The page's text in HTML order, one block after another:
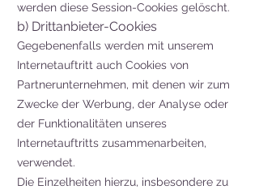
werden diese Session-Cookies gelöscht.
b) Drittanbieter-Cookies
Gegebenenfalls werden mit unserem
Internetauftritt auch Cookies von
Partnerunternehmen, mit denen wir zum
Zwecke der Werbung, der Analyse oder
der Funktionalitäten unseres
Internetauftritts zusammenarbeiten,
verwendet.
Die Einzelheiten hierzu, insbesondere zu